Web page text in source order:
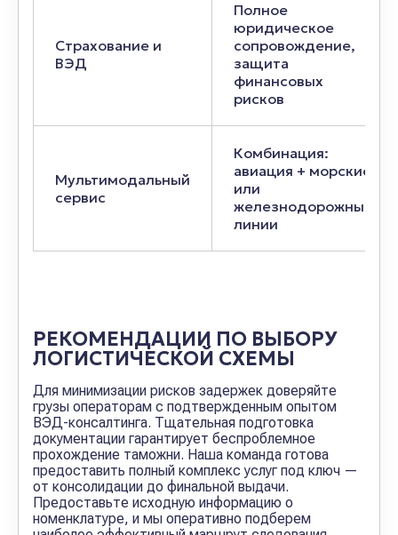
Страхование и
ВЭД
Полное
юридическое
сопровождение,
защита
финансовых
рисков
Мультимодальный
сервис
Комбинация:
авиация + морские
или
железнодорожные
линии
РЕКОМЕНДАЦИИ ПО ВЫБОРУ
ЛОГИСТИЧЕСКОЙ СХЕМЫ
Для минимизации рисков задержек доверяйте
грузы операторам с подтвержденным опытом
ВЭД-консалтинга. Тщательная подготовка
документации гарантирует беспроблемное
прохождение таможни. Наша команда готова
предоставить полный комплекс услуг под ключ —
от консолидации до финальной выдачи.
Предоставьте исходную информацию о
номенклатуре, и мы оперативно подберем